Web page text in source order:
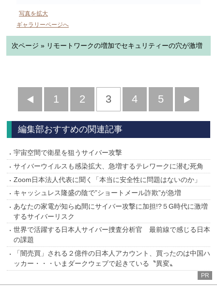
写真を拡大
ギャラリーページへ
次ページ » リモートワークの増加でセキュリティーの穴が激増
前
へ
1 2 3 4 5
へ
編集部おすすめの関連記事
宇宙空間で衛星を狙うサイバー攻撃
サイバーウイルスも感染拡大、急増するテレワークに潜む死角
Zoom日本法人代表に聞く「本当に安全性に問題はないのか」
キャッシュレス隆盛の陰で”ショートメール詐欺”が急増
あなたの家電が知らぬ間にサイバー攻撃に加担!?５G時代に激増
するサイバーリスク
世界で活躍する日本人サイバー捜査分析官 最前線で感じる日本
の課題
「闇売買」される２億件の日本人アカウント、買ったのは中国ハ
ッカー・・・いまダークウェブで起きている〝異変〟
PR